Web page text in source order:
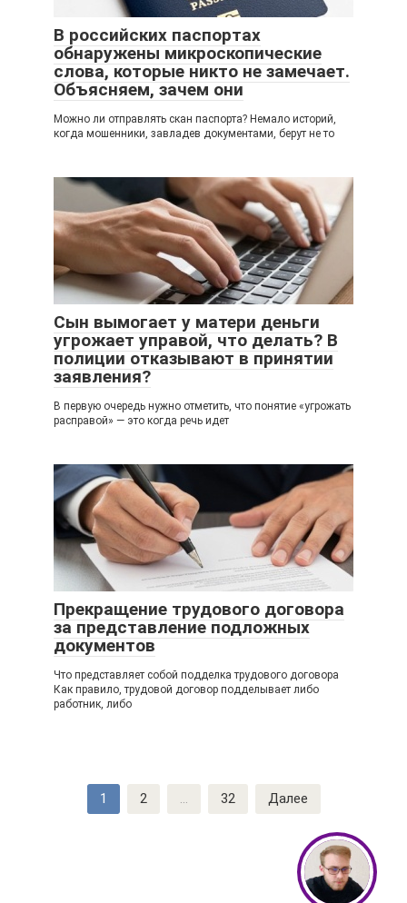
В российских паспортах
обнаружены микроскопические
слова, которые никто не замечает.
Объясняем, зачем они
Можно ли отправлять скан паспорта? Немало историй,
когда мошенники, завладев документами, берут не то
Сын вымогает у матери деньги
угрожает управой, что делать? В
полиции отказывают в принятии
заявления?
В первую очередь нужно отметить, что понятие «угрожать
расправой» — это когда речь идет
Прекращение трудового договора
за представление подложных
документов
Что представляет собой подделка трудового договора
Как правило, трудовой договор подделывает либо
работник, либо
1 2 ... 32 Далее